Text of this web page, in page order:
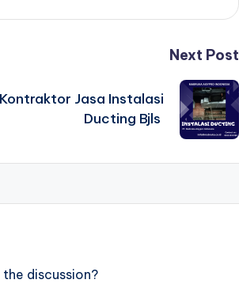
Next Post
Kontraktor Jasa Instalasi
Ducting Bjls
discussion?